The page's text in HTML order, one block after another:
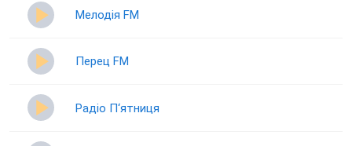
Мелодія FM
Перец FM
Радіо П‘ятниця